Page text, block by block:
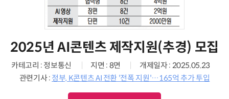
2025년 AI콘텐츠 제작지원(추경) 모집
카테고리 : 정보통신 지면 : 8면
개제일자 : 2025.05.23
관련기사 : 정부, K콘텐츠 AI 전환 '전폭 지원'…165억 추가 투입